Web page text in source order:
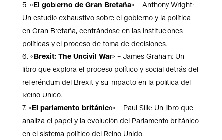
«El gobierno de Gran Bretaña» – Anthony Wright:
Un estudio exhaustivo sobre el gobierno y la política
en Gran Bretaña, centrándose en las instituciones
políticas y el proceso de toma de decisiones.
«Brexit: The Uncivil War» – James Graham: Un
libro que explora el proceso político y social detrás del
referéndum del Brexit y su impacto en la política del
Reino Unido.
«El parlamento británico» – Paul Silk: Un libro que
analiza el papel y la evolución del Parlamento británico
en el sistema político del Reino Unido.